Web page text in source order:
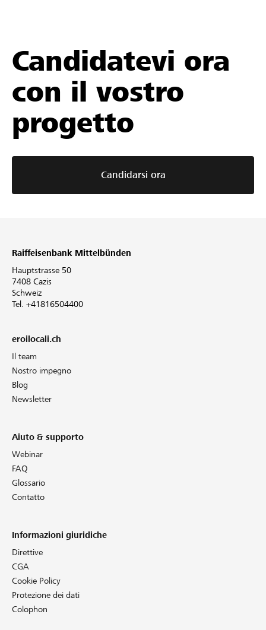
Candidatevi ora
con il vostro
progetto
Candidarsi ora
Raiffeisenbank Mittelbünden
Hauptstrasse 50
7408 Cazis
Schweiz
Tel. +41816504400
eroilocali.ch
Il team
Nostro impegno
Blog
Newsletter
Aiuto & supporto
Webinar
FAQ
Glossario
Contatto
Informazioni giuridiche
Direttive
CGA
Cookie Policy
Protezione dei dati
Colophon